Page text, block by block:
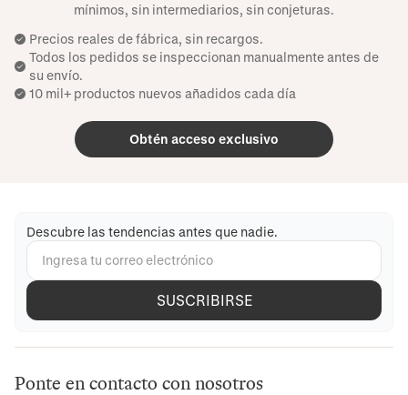
mínimos, sin intermediarios, sin conjeturas.
Precios reales de fábrica, sin recargos.
Todos los pedidos se inspeccionan manualmente antes de
su envío.
10 mil+ productos nuevos añadidos cada día
Obtén acceso exclusivo
Descubre las tendencias antes que nadie.
SUSCRIBIRSE
Ponte en contacto con nosotros